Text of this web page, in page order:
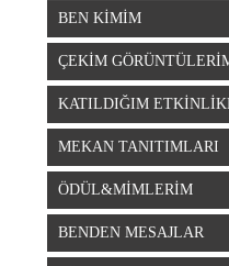
BEN KİMİM
ÇEKİM
KATILDIĞIM
MEKAN TANITIMLARI
ÖDÜL&MİMLERİM
BENDEN MESAJLAR